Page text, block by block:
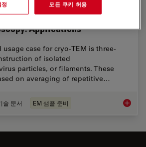
for Cryo-Transmission
Applications
case for cryo-TEM is three-
of isolated
particles, or filaments. These
on averaging of repetitive…
술 문서 EM 샘플 준비
모든 쿠키 허용